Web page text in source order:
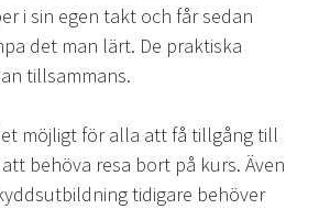
i sin egen takt och får sedan
det man lärt. De praktiska
tillsammans.
möjligt för alla att få tillgång till
behöva resa bort på kurs. Även
tidigare behöver